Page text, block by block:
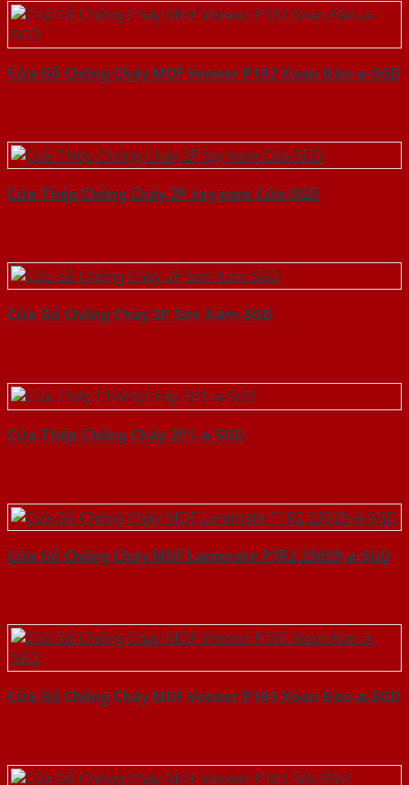
Cửa Gỗ Chống Cháy MDF Veneer P1R2 Xoan Đào-a-SGD
Cửa Thép Chống Cháy 2P tay nam Cửa-SGD
Cửa Gỗ Chống Cháy 2P Sơn Xám-SGD
Cửa Thép Chống Cháy 2P1-a-SGD
Cửa Gỗ Chống Cháy MDF Laminate P1R2 23029-a-SGD
Cửa Gỗ Chống Cháy MDF Veneer P1R5 Xoan Đào-a-SGD